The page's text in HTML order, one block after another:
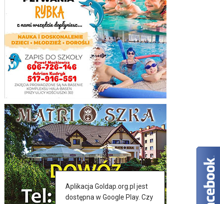
Aplikacja Goldap.org.pl jest
dostępna w Google Play. Czy